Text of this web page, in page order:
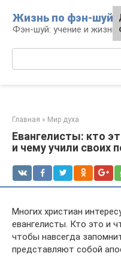
контенту
Жизнь по фэн-шуй
Фэн-шуй: учение и жизнь
Главная » Мир духа
Евангелисты: кто
и чему учили своих
Многих христиан
евангелисты. Кто это и
чтобы навсегда
представляют собой